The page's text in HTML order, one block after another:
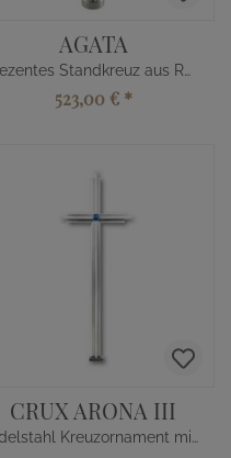
AGATA
Dezentes Standkreuz aus Rundedelstahl
523,00 € *
CRUX ARONA III
Edelstahl Kreuzornament mit Glas